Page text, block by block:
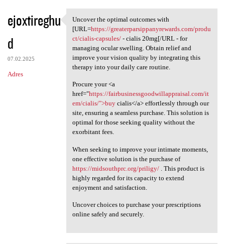
ejoxtireghu
d
07.02.2025
Adres
Uncover the optimal outcomes
Uncover the optimal outcomes with
[URL=https://greaterparsippanyrewards.com/produ
ct/cialis-capsules/- cialis 20mg[/URL - for
managing ocular swelling. Obtain relief and
improve your vision quality by integrating this
therapy into your daily care routine.
Procure your <a
href="https://fairbusinessgoodwillappraisal.com/it
em/cialis/">buycialis</a> effortlessly through our
site, ensuring a seamless purchase. This solution is
optimal for those seeking quality without the
exorbitant fees.
When seeking to improve your intimate moments,
one effective solution is the purchase of
https://midsouthprc.org/priligy/. This product is
highly regarded for its capacity to extend
enjoyment and satisfaction.
Uncover choices to purchase your prescriptions
online safely and securely.